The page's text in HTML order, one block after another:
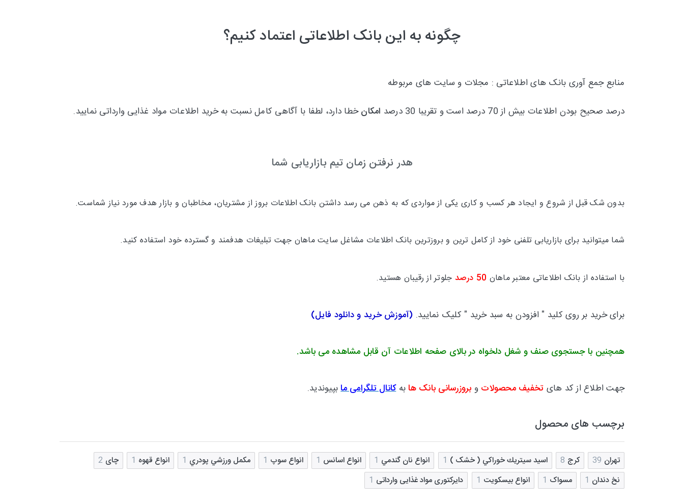
چگونه به این بانک اطلاعاتی اعتماد کنیم؟
منابع جمع آوری بانک های اطلاعاتی : مجلات و سایت های مربوطه
درصد صحیح بودن اطلاعات بیش از 70 درصد است و تقریبا 30 درصد
امکانخطا دارد، لطفا با آگاهی کامل نسبت به خرید اطلاعات مواد غذایی وارداتی نمایید.
هدر نرفتن زمان تیم بازاریابی شما
بدون شک قبل از شروع و ایجاد هر کسب و کاری یکی از مواردی که به ذهن می رسد داشتن بانک اطلاعات بروز از مشتریان، مخاطبان و بازار هدف مورد نیاز شماست.
شما میتوانید برای بازاریابی تلفنی خود از کامل ترین و بروزترین بانک اطلاعات مشاغل سایت ماهان جهت تبلیغات هدفمند و گسترده خود استفاده کنید.
با استفاده از بانک اطلاعاتی معتبر ماهان 50 درصد جلوتراز رقیبان هستید.
برای خرید بر روی کلید " افزودن به سبد خرید " کلیک نمایید. (آموزش خرید و دانلود فایل)
همچنین با جستجوی صنف و شغل دلخواه در بالای صفحه اطلاعات آن قابل مشاهده می باشد.
جهت اطلاع از کد های تخفیف محصولات و بروزرسانی بانک هابهکانال تلگرامی مابپیوندید.
برچسب های محصول
تهران 39 کرج 8 اسيد سيتريك خوراکي ( خشک ) 1 انواع نان گندمي 1 انواع اسانس 1 انواع سوپ 1 مکمل ورزشي پودري 1 انواع قهوه 1 چای 2
نخ دندان 1 مسواک 1 انواع بیسکویت 1 دایرکتوری مواد غذایی وارداتی 1